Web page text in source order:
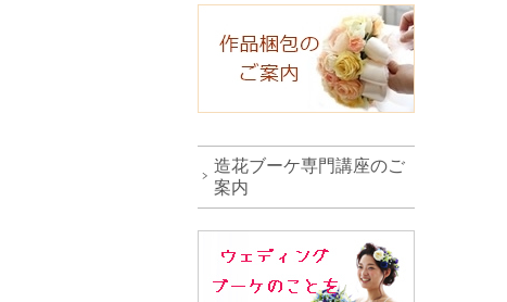
造花ブーケ専門講座のご
案内